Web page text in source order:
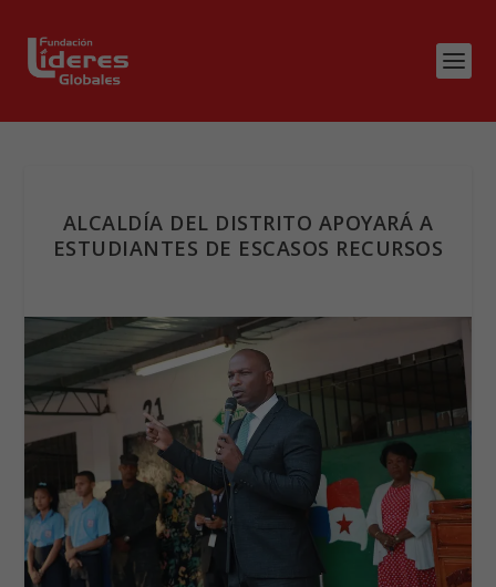
ALCALDÍA DEL DISTRITO APOYARÁ A
ESTUDIANTES DE ESCASOS RECURSOS